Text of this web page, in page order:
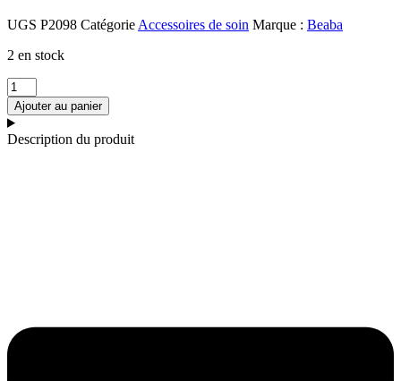
UGS P2098 Catégorie Accessoires de soin Marque : Beaba
2 en stock
quantité
de
Petit
pot
ergonomique
Ajouter au panier
Description du produit